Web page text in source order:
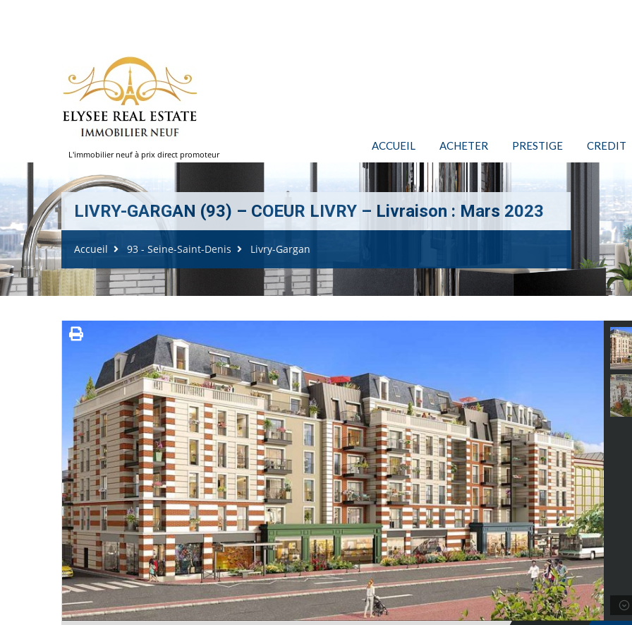
L'immobilier neuf à prix direct promoteur
ACCUEIL ACHETER PRESTIGE CREDIT
LIVRY-GARGAN (93) – COEUR LIVRY – Livraison : Mars 2023
Accueil 93 - Seine-Saint-Denis Livry-Gargan